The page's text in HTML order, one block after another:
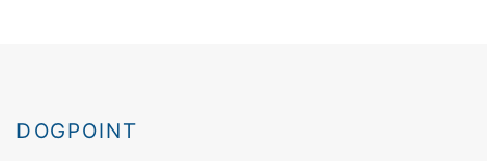
DOGPOINT